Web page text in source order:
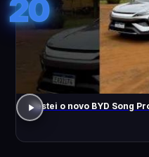
20
Testei o novo BYD Song